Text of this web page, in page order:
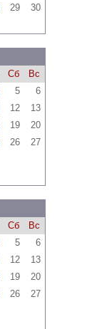
29
30
Сб
Вс
5
6
12
13
19
20
26
27
Сб
Вс
5
6
12
13
19
20
26
27